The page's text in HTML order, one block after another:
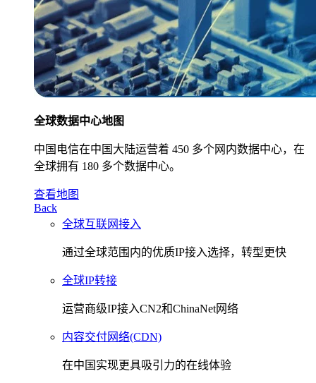
全球数据中心地图
中国电信在中国大陆运营着 450 多个网内数据中心，在
全球拥有 180 多个数据中心。
查看地图
Back
全球互联网接入
通过全球范围内的优质IP接入选择，转型更快
全球IP转接
运营商级IP接入CN2和ChinaNet网络
内容交付网络(CDN)
在中国实现更具吸引力的在线体验